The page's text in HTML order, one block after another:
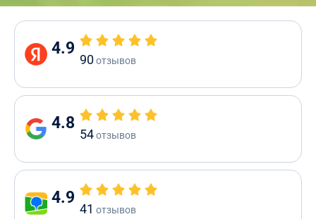
4.9
90отзывов
4.8
54отзывов
4.9
41 отзывов